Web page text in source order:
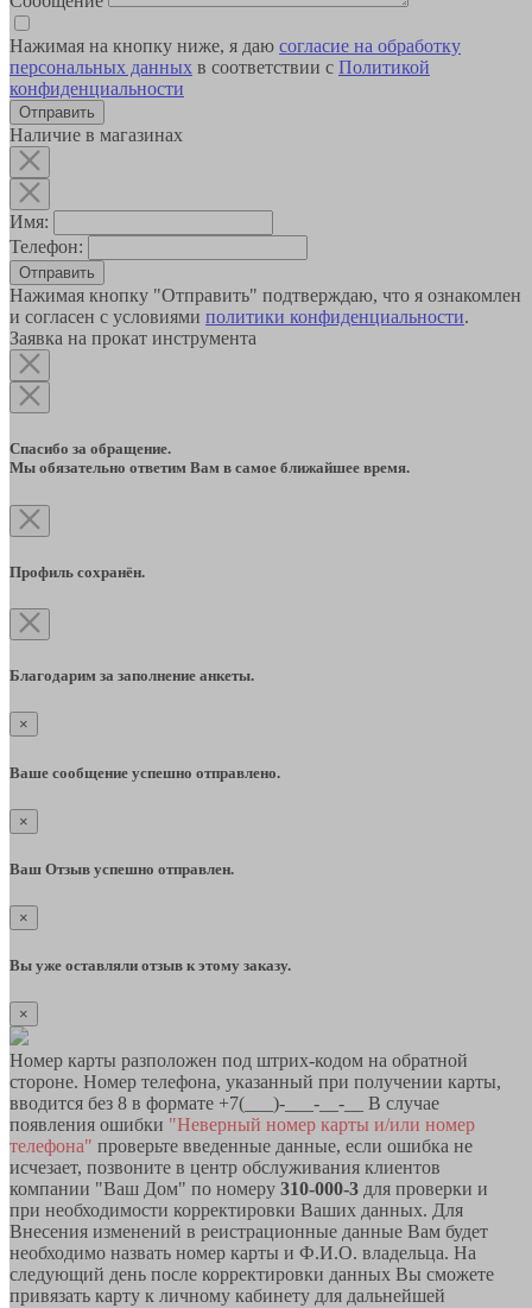
Нажимая на кнопку ниже, я даю согласие на обработку
персональных данных в соответствии с Политикой
конфиденциальности
Наличие в магазинах
Имя:
Телефон:
Отправить
Нажимая кнопку "Отправить" подтверждаю, что я ознакомлен
и согласен с условиями политики конфиденциальности.
Заявка на прокат инструмента
Спасибо за обращение.
Мы обязательно ответим Вам в самое ближайшее время.
Профиль сохранён.
Благодарим за заполнение анкеты.
×
Ваше сообщение успешно отправлено.
×
Ваш Отзыв успешно отправлен.
×
Вы уже оставляли отзыв к этому заказу.
×
Номер карты разположен под штрих-кодом на обратной
стороне. Номер телефона, указанный при получении карты,
вводится без 8 в формате +7(___)-___-__-__ В случае
появления ошибки "Неверный номер карты и/или номер
телефона" проверьте введенные данные, если ошибка не
исчезает, позвоните в центр обслуживания клиентов
компании "Ваш Дом" по номеру 310-000-3 для проверки и
при необходимости корректировки Ваших данных. Для
Внесения изменений в реистрационные данные Вам будет
необходимо назвать номер карты и Ф.И.О. владельца. На
следующий день после корректировки данных Вы сможете
привязать карту к личному кабинету для дальнейшей